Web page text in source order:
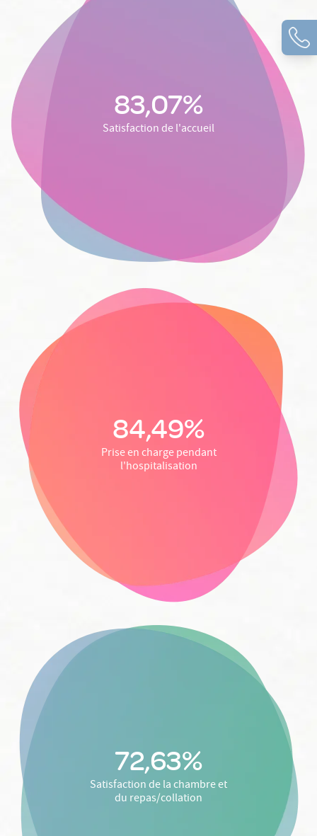
83,07%
Satisfaction de l'accueil
84,49%
Prise en charge pendant
l'hospitalisation
72,63%
Satisfaction de la chambre et
du repas/collation